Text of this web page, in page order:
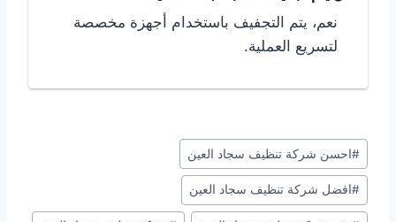
نعم، يتم التجفيف باستخدام أجهزة مخصصة
لتسريع العملية.
وسوم
المقال:
#احسن شركة تنظيف سجاد العين
#افضل شركة تنظيف سجاد العين